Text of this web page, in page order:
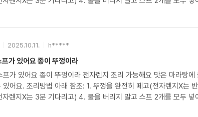
2025.10.11. h*****
가 있어요 종이 뚜껑이라
가 있어요 종이 뚜껑이라 전자렌지 조리 가능해요 맛은 마라탕
자렌지X는 반) 2. 물을 삼각형 표시에 맞춰 넣는다.(전라렌지X는 선에 맞춰서)
렌지X는 3분 기다리고) 4. 물을 버리지 말고 스프 2개를 모두